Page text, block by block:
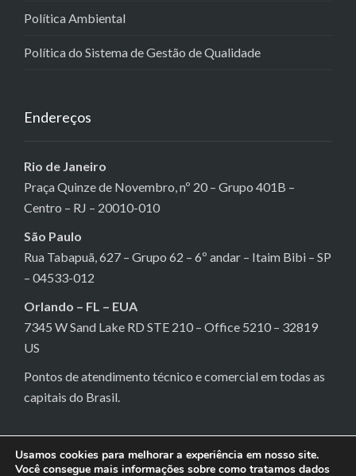
Política Ambiental
Política do Sistema de Gestão de Qualidade
Endereços
Rio de Janeiro
Praça Quinze de Novembro, nº 20 – Grupo 401B –
Centro – RJ – 20010-010
São Paulo
Rua Tabapuã, 627 – Grupo 62 – 6º andar – Itaim Bibi – SP
– 04533-012
Orlando – FL – EUA
7345 W Sand Lake RD STE 210 – Office 5210 – 32819
US
Pontos de atendimento técnico e comercial em todas as
capitais do Brasil.
Usamos cookies para melhorar a experiência em nosso site.
Você consegue mais informações sobre como tratamos dados